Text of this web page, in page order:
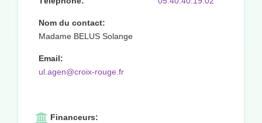
Nom du contact:
Madame BELUS Solange
Email:
ul.agen@croix-rouge.fr
Financeurs: